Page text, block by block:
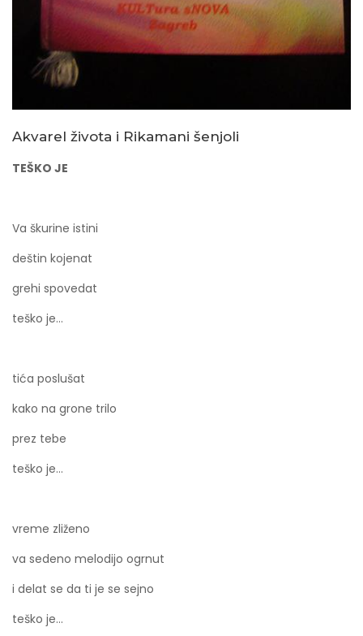
Akvarel života i Rikamani šenjoli
TEŠKO JE
Va škurine istini
deštin kojenat
grehi spovedat
teško je...
tića poslušat
kako na grone trilo
prez tebe
teško je...
vreme zliženo
va sedeno melodijo ogrnut
i delat se da ti je se sejno
teško je...